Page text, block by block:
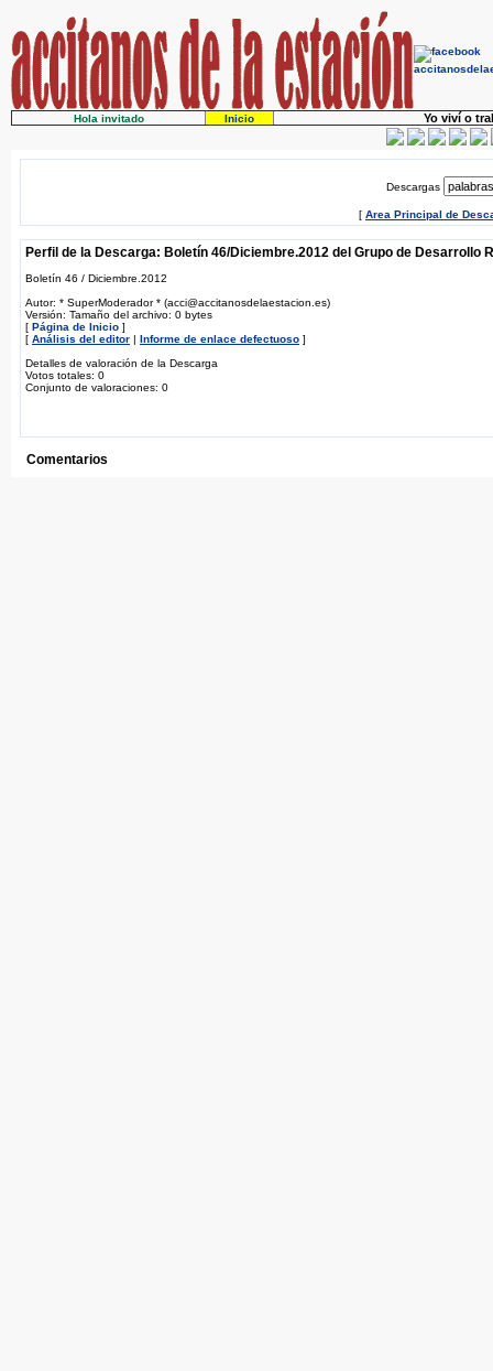
Hola invitado Inicio Yo viví o
Descargas
[ Area Principal de
Perfil de la Descarga: Boletín 46/Diciembre.2012 del Grupo de Desarrollo
Boletín 46 / Diciembre.2012
Autor: * SuperModerador * (acci@accitanosdelaestacion.es)
Versión: Tamaño del archivo: 0 bytes
[ Página de Inicio ]
[ Análisis del editor | Informe de enlace defectuoso ]
Detalles de valoración de la Descarga
Votos totales: 0
Conjunto de valoraciones: 0
Comentarios